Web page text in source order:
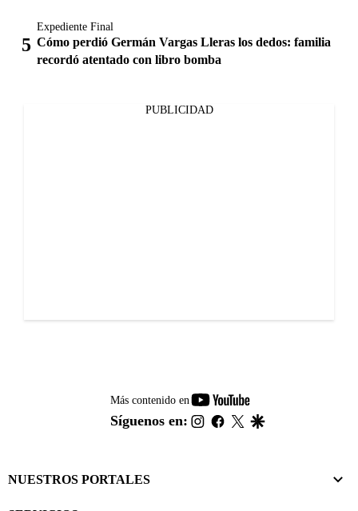
Expediente Final
Cómo perdió Germán Vargas Lleras los dedos: familia
recordó atentado con libro bomba
PUBLICIDAD
Más contenido en
youtube-
footer
Síguenos en: instagram
facebook
twitter
NUESTROS PORTALES